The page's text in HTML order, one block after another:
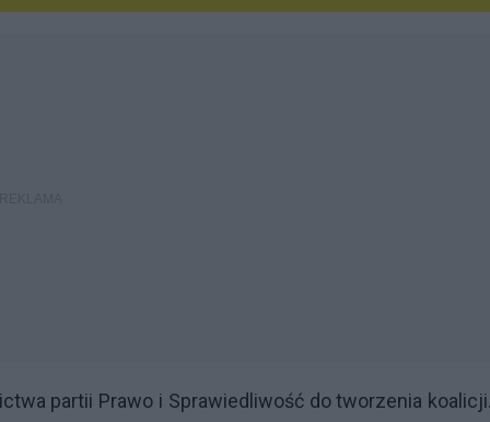
partii Prawo i Sprawiedliwość do tworzenia